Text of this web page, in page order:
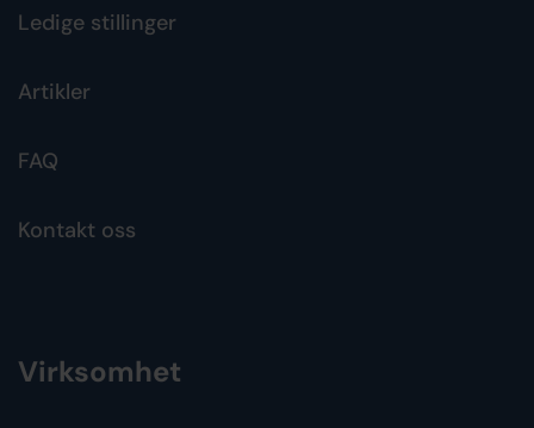
Ledige stillinger
Artikler
FAQ
Kontakt oss
Virksomhet